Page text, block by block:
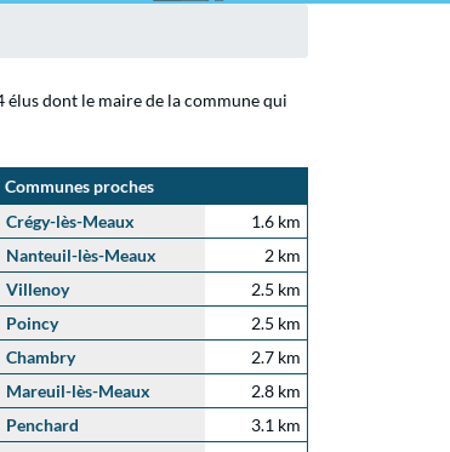
élus dont le maire de la commune qui
Communes proches
Crégy-lès-Meaux
1.6 km
Nanteuil-lès-Meaux
2 km
Villenoy
2.5 km
Poincy
2.5 km
Chambry
2.7 km
Mareuil-lès-Meaux
2.8 km
Penchard
3.1 km